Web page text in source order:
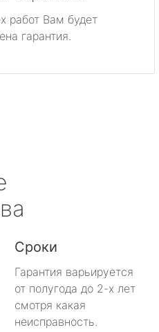
работ Вам будет
гарантия.
Сроки
Гарантия варьируется
от полугода до 2-х лет
смотря какая
неисправность.